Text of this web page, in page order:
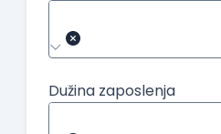
Dužina zaposlenja